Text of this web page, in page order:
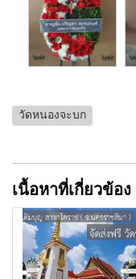
วัดหนองจะบก
เนื้อหาที่เกี่ยวข้อง